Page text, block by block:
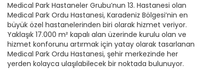
Medical Park Hastaneler Grubu’nun 13. Hastanesi olan
Medical Park Ordu Hastanesi, Karadeniz Bölgesi’nin en
büyük özel hastanelerinden biri olarak hizmet veriyor.
Yaklaşık 17.000 m² kapalı alan üzerinde kurulu olan ve
hizmet konforunu artırmak için yatay olarak tasarlanan
Medical Park Ordu Hastanesi, şehir merkezinde her
yerden kolayca ulaşılabilecek bir noktada bulunuyor.